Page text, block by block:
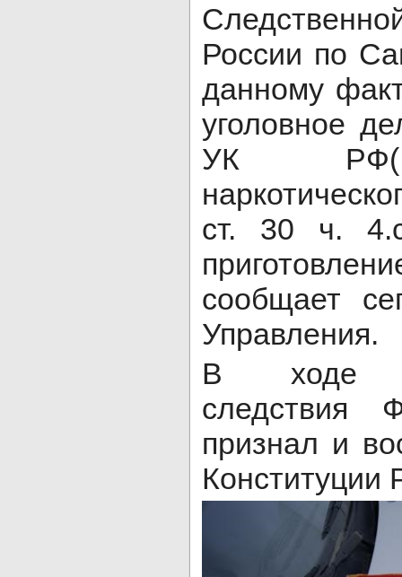
России по
данному
уголовное
УК РФ(
ст. 30 ч.
сообщает
Управления.
В ходе
признал и